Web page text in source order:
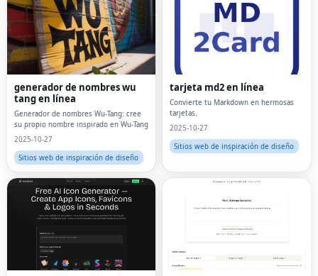
generador de nombres wu
tang en línea
Generador de nombres Wu-Tang: cree
su propio nombre inspirado en Wu-Tang
2025-10-27
Sitios web de inspiración de diseño
tarjeta md2 en línea
Convierte tu Markdown en hermosas
tarjetas.
2025-10-27
Sitios web de inspiración de diseño